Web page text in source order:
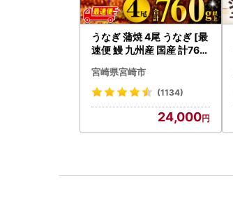
うなぎ 蒲焼 4尾 うなぎ [最
速便 鰻 九州産 国産 計760
宮崎県宮崎市
(1134)
24,000